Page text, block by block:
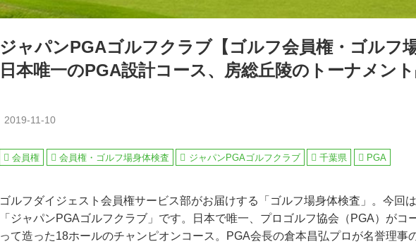
ジャパンPGAゴルフクラブ【ゴルフ会員権・ゴルフ場
日本唯一のPGA設計コース、房総丘陵のトーナメン
2019-11-10
会員権 会員権・ゴルフ場身体検査 ジャパンPGAゴルフクラブ 千葉県 PGA
ゴルフダイジェスト会員権サービス部がお届けする「ゴルフ場身体検査」。今回
「ジャパンPGAゴルフクラブ」です。日本で唯一、プロゴルフ協会（PGA）がコ
って造った18ホールのチャンピオンコース。PGA会長の倉本昌弘プロが名誉理事